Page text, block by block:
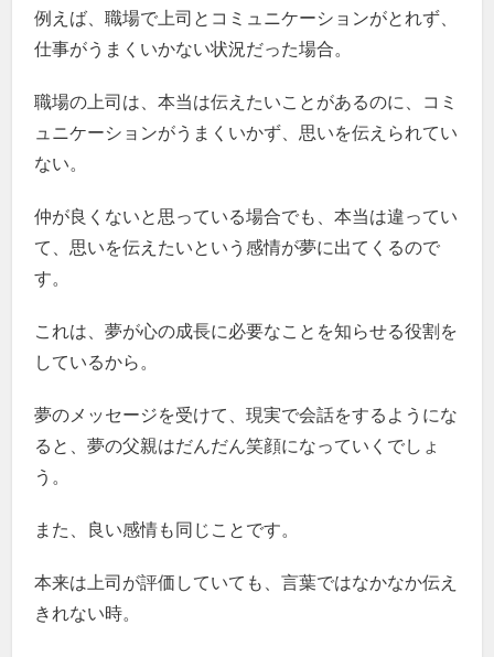
例えば、職場で上司とコミュニケーションがとれず、
仕事がうまくいかない状況だった場合。
職場の上司は、本当は伝えたいことがあるのに、コミ
ュニケーションがうまくいかず、思いを伝えられてい
ない。
仲が良くないと思っている場合でも、本当は違ってい
て、思いを伝えたいという感情が夢に出てくるので
す。
これは、夢が心の成長に必要なことを知らせる役割を
しているから。
夢のメッセージを受けて、現実で会話をするようにな
ると、夢の父親はだんだん笑顔になっていくでしょ
う。
また、良い感情も同じことです。
本来は上司が評価していても、言葉ではなかなか伝え
きれない時。